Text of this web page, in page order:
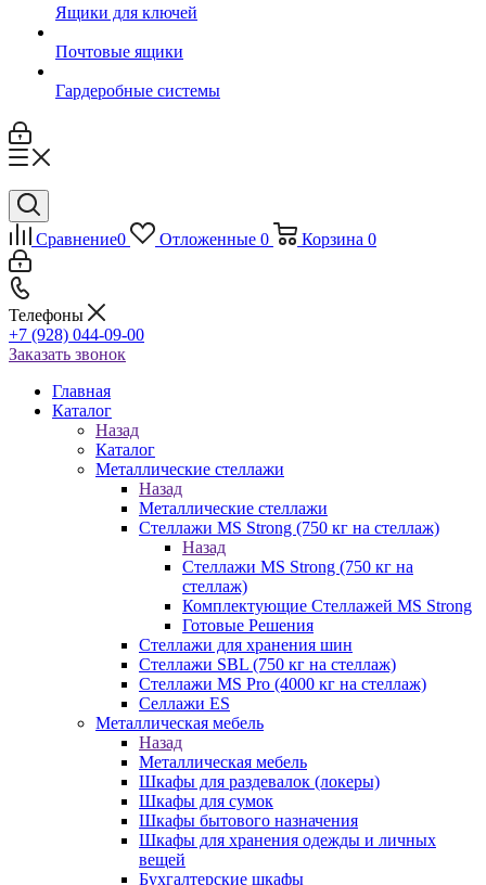
Ящики для ключей
Почтовые ящики
Гардеробные системы
Сравнение0 Отложенные 0 Корзина 0
Телефоны
+7 (928) 044-09-00
Заказать звонок
Главная
Каталог
Назад
Каталог
Металлические стеллажи
Назад
Металлические стеллажи
Стеллажи MS Strong (750 кг на стеллаж)
Назад
Стеллажи MS Strong (750 кг на
стеллаж)
Комплектующие Стеллажей MS Strong
Готовые Решения
Стеллажи для хранения шин
Стеллажи SBL (750 кг на стеллаж)
Стеллажи MS Pro (4000 кг на стеллаж)
Селлажи ES
Металлическая мебель
Назад
Металлическая мебель
Шкафы для раздевалок (локеры)
Шкафы для сумок
Шкафы бытового назначения
Шкафы для хранения одежды и личных
вещей
Бухгалтерские шкафы